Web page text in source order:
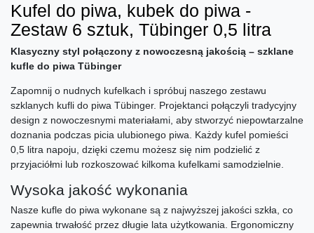
Kufel do piwa, kubek do piwa -
Zestaw 6 sztuk, Tübinger 0,5 litra
Klasyczny styl połączony z nowoczesną jakością – szklane
kufle do piwa Tübinger
Zapomnij o nudnych kufelkach i spróbuj naszego zestawu
szklanych kufli do piwa Tübinger. Projektanci połączyli tradycyjny
design z nowoczesnymi materiałami, aby stworzyć niepowtarzalne
doznania podczas picia ulubionego piwa. Każdy kufel pomieści
0,5 litra napoju, dzięki czemu możesz się nim podzielić z
przyjaciółmi lub rozkoszować kilkoma kufelkami samodzielnie.
Wysoka jakość wykonania
Nasze kufle do piwa wykonane są z najwyższej jakości szkła, co
zapewnia trwałość przez długie lata użytkowania. Ergonomiczny